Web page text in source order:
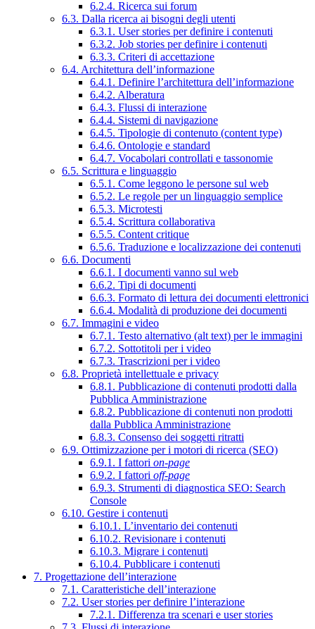
6.2.4. Ricerca sui forum
6.3. Dalla ricerca ai bisogni degli utenti
6.3.1. User stories per definire i contenuti
6.3.2. Job stories per definire i contenuti
6.3.3. Criteri di accettazione
6.4. Architettura dell’informazione
6.4.1. Definire l’architettura dell’informazione
6.4.2. Alberatura
6.4.3. Flussi di interazione
6.4.4. Sistemi di navigazione
6.4.5. Tipologie di contenuto (content type)
6.4.6. Ontologie e standard
6.4.7. Vocabolari controllati e tassonomie
6.5. Scrittura e linguaggio
6.5.1. Come leggono le persone sul web
6.5.2. Le regole per un linguaggio semplice
6.5.3. Microtesti
6.5.4. Scrittura collaborativa
6.5.5. Content critique
6.5.6. Traduzione e localizzazione dei contenuti
6.6. Documenti
6.6.1. I documenti vanno sul web
6.6.2. Tipi di documenti
6.6.3. Formato di lettura dei documenti elettronici
6.6.4. Modalità di produzione dei documenti
6.7. Immagini e video
6.7.1. Testo alternativo (alt text) per le immagini
6.7.2. Sottotitoli per i video
6.7.3. Trascrizioni per i video
6.8. Proprietà intellettuale e privacy
6.8.1. Pubblicazione di contenuti prodotti dalla
Pubblica Amministrazione
6.8.2. Pubblicazione di contenuti non prodotti
dalla Pubblica Amministrazione
6.8.3. Consenso dei soggetti ritratti
6.9. Ottimizzazione per i motori di ricerca (SEO)
6.9.1. I fattori on-page
6.9.2. I fattori off-page
6.9.3. Strumenti di diagnostica SEO: Search
Console
6.10. Gestire i contenuti
6.10.1. L’inventario dei contenuti
6.10.2. Revisionare i contenuti
6.10.3. Migrare i contenuti
6.10.4. Pubblicare i contenuti
7. Progettazione dell’interazione
7.1. Caratteristiche dell’interazione
7.2. User stories per definire l’interazione
7.2.1. Differenza tra scenari e user stories